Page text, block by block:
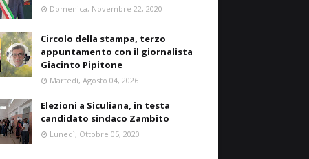
Domenica, Novembre 22, 2020
Circolo della stampa, terzo
appuntamento con il giornalista
Giacinto Pipitone
Martedì, Agosto 04, 2026
Elezioni a Siculiana, in testa
candidato sindaco Zambito
Lunedì, Ottobre 05, 2020